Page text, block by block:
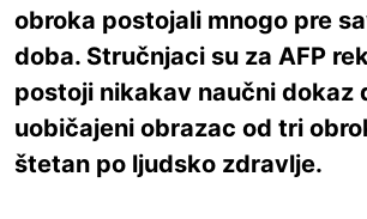
obroka postojali mnogo pre
doba. Stručnjaci su za AFP
postoji nikakav naučni dokaz
uobičajeni obrazac od tri
štetan po ljudsko zdravlje.